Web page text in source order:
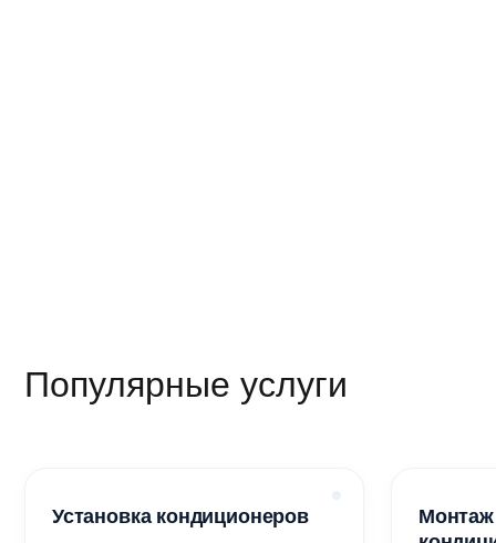
Популярные услуги
Установка кондиционеров
Монтаж